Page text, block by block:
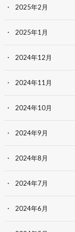
2025年2月
2025年1月
2024年12月
2024年11月
2024年10月
2024年9月
2024年8月
2024年7月
2024年6月